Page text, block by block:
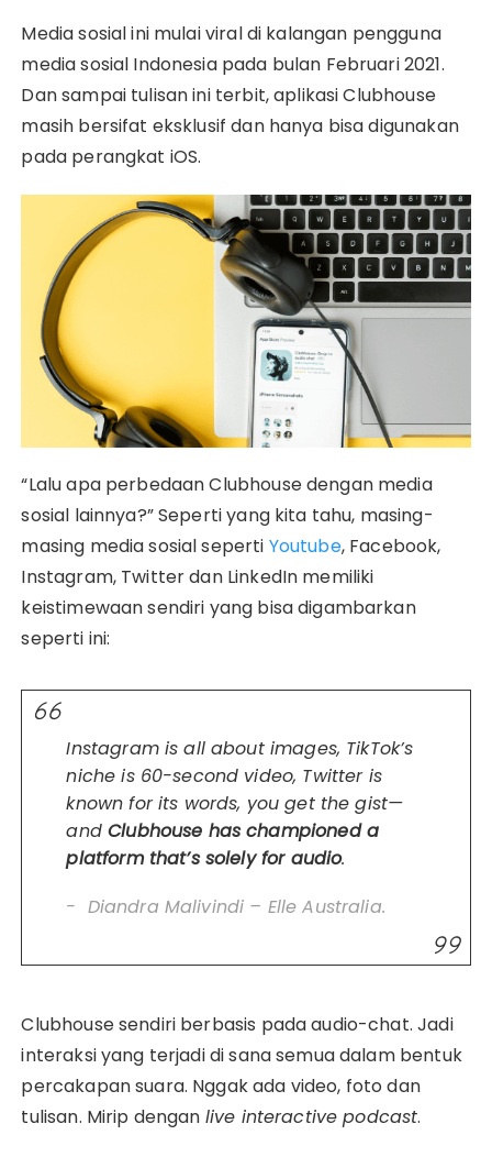
Media sosial ini mulai viral di kalangan pengguna
media sosial Indonesia pada bulan Februari 2021.
Dan sampai tulisan ini terbit, aplikasi Clubhouse
masih bersifat eksklusif dan hanya bisa digunakan
pada perangkat iOS.
“Lalu apa perbedaan Clubhouse dengan media
sosial lainnya?” Seperti yang kita tahu, masing-
masing media sosial seperti Youtube, Facebook,
Instagram, Twitter dan LinkedIn memiliki
keistimewaan sendiri yang bisa digambarkan
seperti ini:
Instagram is all about images, TikTok’s
niche is 60-second video, Twitter is
known for its words, you get the gist—
andClubhouse has championed a
platform that’s solely for audio.
Diandra Malivindi – Elle Australia.
Clubhouse sendiri berbasis pada audio-chat. Jadi
interaksi yang terjadi di sana semua dalam bentuk
percakapan suara. Nggak ada video, foto dan
tulisan. Mirip dengan live interactive podcast.